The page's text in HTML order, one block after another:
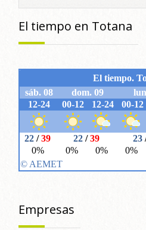
El tiempo en Totana
Empresas